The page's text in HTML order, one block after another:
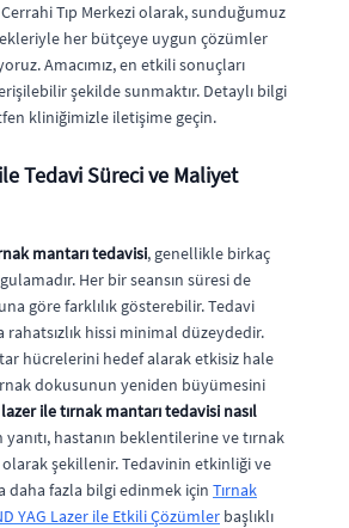
Tıp Merkezi olarak, sunduğumuz
her bütçeye uygun çözümler
Amacımız, en etkili sonuçları
şekilde sunmaktır. Detaylı bilgi
kliniğimizle iletişime geçin.
Tedavi Süreci ve Maliyet
mantarı tedavisi, genellikle birkaç
Her bir seansın süresi de
göre farklılık gösterebilir. Tedavi
rahatsızlık hissi minimal düzeydedir.
hücrelerini hedef alarak etkisiz hale
dokusunun yeniden büyümesini
lazer ile tırnak mantarı tedavisi nasıl
hastanın beklentilerine ve tırnak
olarak şekillenir. Tedavinin etkinliği ve
daha fazla bilgi edinmek için Tırnak
YAG Lazer ile Etkili Çözümler başlıklı